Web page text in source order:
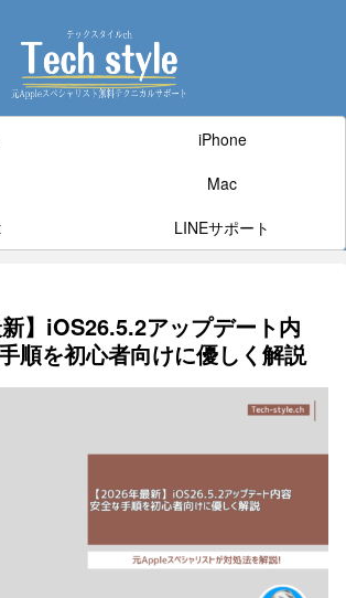
iPhone
Mac
LINEサポート
新】iOS26.5.2アップデート内
順を初心者向けに優しく解説